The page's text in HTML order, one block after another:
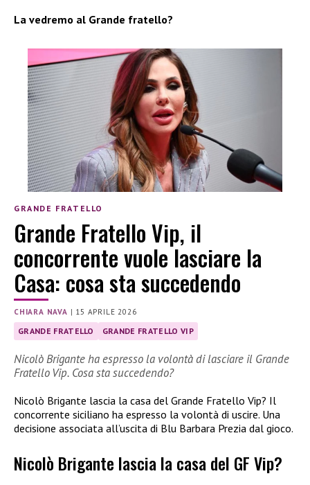
La vedremo al Grande fratello?
GRANDE FRATELLO
Grande Fratello Vip, il
concorrente vuole lasciare la
Casa: cosa sta succedendo
CHIARA NAVA | 15 APRILE 2026
GRANDE FRATELLO GRANDE FRATELLO VIP
Nicolò Brigante ha espresso la volontà di lasciare il Grande
Fratello Vip. Cosa sta succedendo?
Nicolò Brigante lascia la casa del Grande Fratello Vip? Il
concorrente siciliano ha espresso la volontà di uscire. Una
decisione associata all’uscita di Blu Barbara Prezia dal gioco.
Nicolò Brigante lascia la casa del GF Vip?